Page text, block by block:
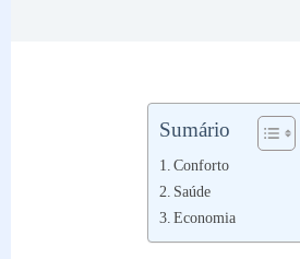
Sumário
Conforto
Saúde
Economia